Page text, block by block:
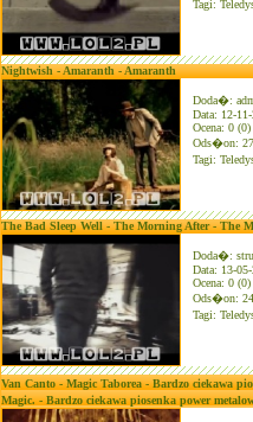
Tagi:
Nightwish - Amaranth - Amaranth
Doda�:
Data: 12-
Ocena: 0 (0)
Ods�on:
Tagi:
The Bad Sleep Well - The Morning After - The
Doda�:
Data: 13-
Ocena: 0 (0)
Ods�on:
Tagi:
Van Canto - Magic Taborea - Bardzo ciekawa
Magic. - Bardzo ciekawa piosenka power